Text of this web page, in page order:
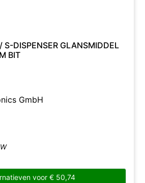
DISPENSER GLANSMIDDEL
BIT
GmbH
voor € 50,74